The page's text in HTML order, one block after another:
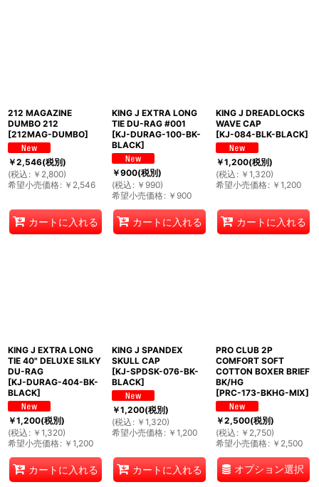
212 MAGAZINE
DUMBO 212
[212MAG-DUMBO]
￥2,546(税別)
(税込 : ￥ 2,800)
希望小売価格: ￥ 2,546
カートに入れる
KING J EXTRA LONG
TIE DU-RAG #001
[KJ-DURAG-100-BK-
BLACK]
￥900(税別)
(税込 : ￥ 990)
希望小売価格: ￥ 900
カートに入れる
KING J DREADLOCKS
WAVE CAP
[KJ-084-BLK-BLACK]
￥1,200(税別)
(税込 : ￥ 1,320)
希望小売価格: ￥ 1,200
カートに入れる
KING J EXTRA LONG
TIE 40" DELUXE SILKY
DU-RAG
[KJ-DURAG-404-BK-
BLACK]
￥1,200(税別)
(税込 : ￥ 1,320)
希望小売価格: ￥ 1,200
カートに入れる
KING J SPANDEX
SKULL CAP
[KJ-SPDSK-076-BK-
BLACK]
￥1,200(税別)
(税込 : ￥ 1,320)
希望小売価格: ￥ 1,200
カートに入れる
PRO CLUB 2P
COMFORT SOFT
COTTON BOXER BRIEF
BK/HG
[PRC-173-BKHG-MIX]
￥2,500(税別)
(税込 : ￥ 2,750)
希望小売価格: ￥ 2,500
オプション選択